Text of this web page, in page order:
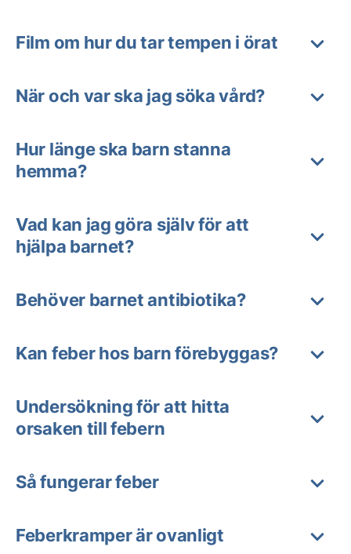
Film om hur du tar tempen i örat
När och var ska jag söka vård?
Hur länge ska barn stanna
hemma?
Vad kan jag göra själv för att
hjälpa barnet?
Behöver barnet antibiotika?
Kan feber hos barn förebyggas?
Undersökning för att hitta
orsaken till febern
Så fungerar feber
Feberkramper är ovanligt